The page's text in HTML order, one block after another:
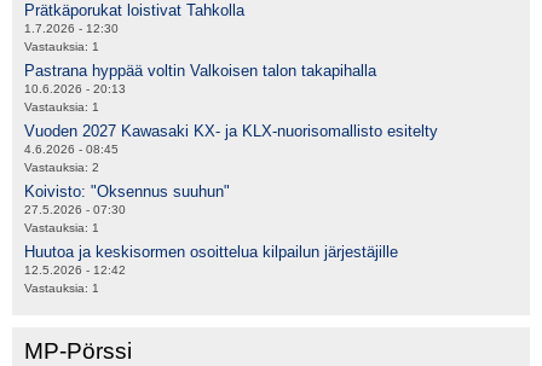
Prätkäporukat loistivat Tahkolla
1.7.2026 - 12:30
Vastauksia: 1
Pastrana hyppää voltin Valkoisen talon takapihalla
10.6.2026 - 20:13
Vastauksia: 1
Vuoden 2027 Kawasaki KX- ja KLX-nuorisomallisto esitelty
4.6.2026 - 08:45
Vastauksia: 2
Koivisto: "Oksennus suuhun"
27.5.2026 - 07:30
Vastauksia: 1
Huutoa ja keskisormen osoittelua kilpailun järjestäjille
12.5.2026 - 12:42
Vastauksia: 1
MP-Pörssi